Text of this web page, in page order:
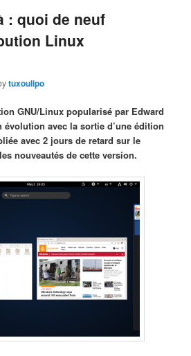
: quoi de neuf
Linux
tuxoulipo
GNU/Linux popularisé par Edward
avec la sortie d’une édition
avec 2 jours de retard sur le
nouveautés de cette version.